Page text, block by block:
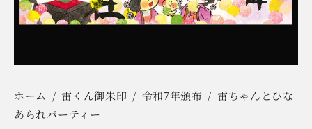
ホーム / 雷くん御朱印 / 令和7年頒布 / 雷ちゃんとひな
あられパーティー